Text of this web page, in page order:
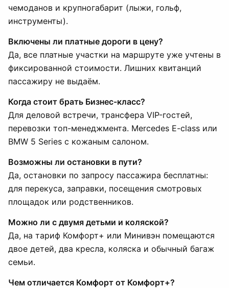
чемоданов и крупногабарит (лыжи, гольф,
инструменты).
Включены ли платные дороги в цену?
Да, все платные участки на маршруте уже учтены в
фиксированной стоимости. Лишних квитанций
пассажиру не выдаём.
Когда стоит брать Бизнес-класс?
Для деловой встречи, трансфера VIP-гостей,
перевозки топ-менеджмента. Mercedes E-class или
BMW 5 Series с кожаным салоном.
Возможны ли остановки в пути?
Да, остановки по запросу пассажира бесплатны:
для перекуса, заправки, посещения смотровых
площадок или родственников.
Можно ли с двумя детьми и коляской?
Да, на тариф Комфорт+ или Минивэн помещаются
двое детей, два кресла, коляска и обычный багаж
семьи.
Чем отличается Комфорт от Комфорт+?